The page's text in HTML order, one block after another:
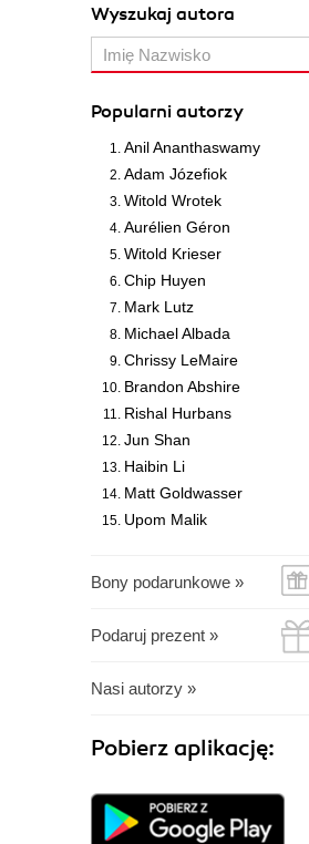
Wyszukaj autora
Popularni autorzy
Anil Ananthaswamy
Adam Józefiok
Witold Wrotek
Aurélien Géron
Witold Krieser
Chip Huyen
Mark Lutz
Michael Albada
Chrissy LeMaire
Brandon Abshire
Rishal Hurbans
Jun Shan
Haibin Li
Matt Goldwasser
Upom Malik
Bony podarunkowe »
Podaruj prezent »
Nasi autorzy »
Pobierz aplikację: